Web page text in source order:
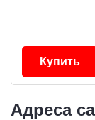
Купить
Адреса